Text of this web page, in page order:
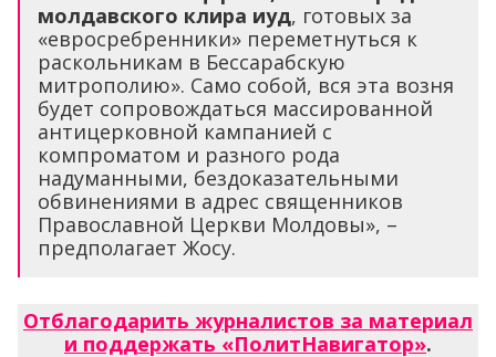
молдавского клира иуд, готовых за
«евросребренники» переметнуться к
раскольникам в Бессарабскую
митрополию». Само собой, вся эта возня
будет сопровождаться массированной
антицерковной кампанией с
компроматом и разного рода
надуманными, бездоказательными
обвинениями в адрес священников
Православной Церкви Молдовы», –
предполагает Жосу.
Отблагодарить журналистов за материал
и поддержать «ПолитНавигатор».